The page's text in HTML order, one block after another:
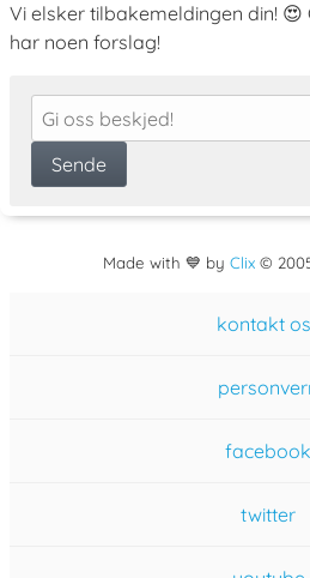
Vi elsker tilbakemeldingen din! 😍
har noen forslag!
Made with 💙 by Clix©
kontakt
facebook
twitter